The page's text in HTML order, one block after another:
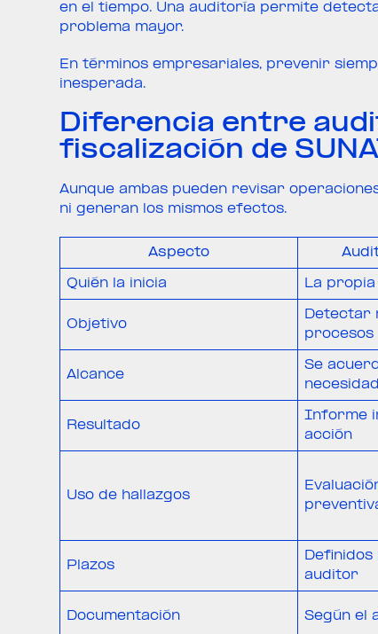
en el tiempo. Una auditoría permite
problema mayor.
En términos empresariales, prevenir
inesperada.
Diferencia entre
fiscalización de
Aunque ambas pueden revisar
ni generan los mismos efectos.
Aspecto
Quién la inicia La
Objetivo
Detectar
procesos
Alcance
Se
Resultado
Informe
acción
Uso de hallazgos
Plazos
Definidos
auditor
Documentación Según el